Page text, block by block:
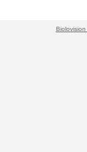
Biolovision